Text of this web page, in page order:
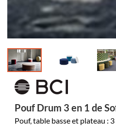
Pouf Drum 3 en 1 de
Pouf, table basse et plateau :